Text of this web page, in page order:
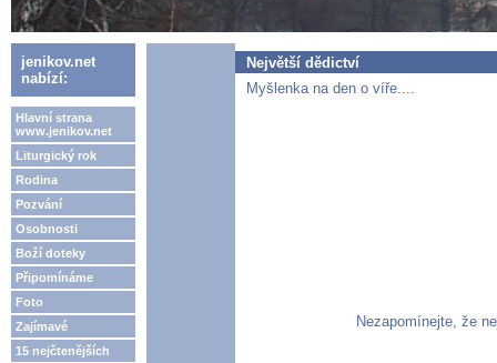
jenikov.net
nabízí:
Hlavní strana
www.jenikov.net
Liturgický rok
Rodina
Pozvání
Osobnosti
Boží doteky
Připomínáme
Foto
Zajímavé
15 nejčtenějších
Největší dědictví
Myšlenka na den o víře....
Nezapomínejte, že